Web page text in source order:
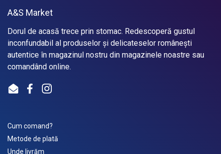
A&S Market
Dorul de acasă trece prin stomac. Redescoperă gustul
inconfundabil al produselor și delicateselor românești
autentice în magazinul nostru din magazinele noastre sau
comandând online.
EmailFacebookInstagram
Cum comand?
Metode de plată
Unde livrăm